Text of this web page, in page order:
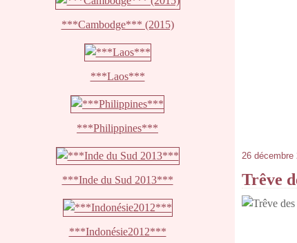
***Cambodge*** (2015)
***Laos***
***Philippines***
***Inde du Sud 2013***
***Indonésie2012***
26 décembre
Trêve